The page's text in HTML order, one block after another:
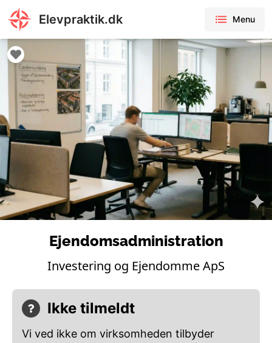
Elevpraktik.dk Menu
Ejendomsadministration
Investering og Ejendomme ApS
Ikke tilmeldt
Vi ved ikke om virksomheden tilbyder